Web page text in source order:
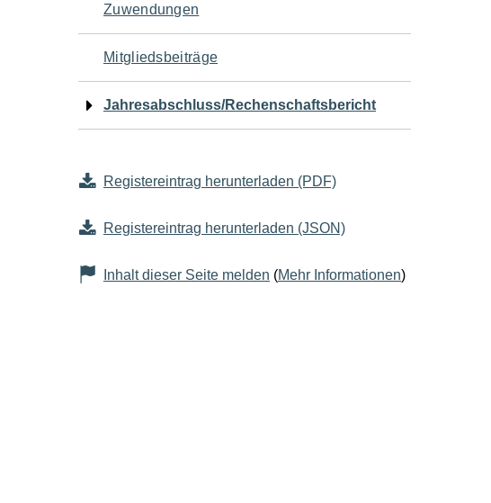
Zuwendungen
Mitgliedsbeiträge
Jahresabschluss/Rechenschaftsbericht
Registereintrag herunterladen (PDF)
Registereintrag herunterladen (JSON)
Inhalt dieser Seite melden (Mehr Informationen)